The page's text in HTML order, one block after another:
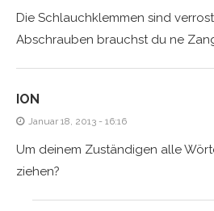
Die Schlauchklemmen sind
Abschrauben brauchst du ne
ION
Januar 18, 2013 - 16:16
Um deinem Zuständigen alle
ziehen?